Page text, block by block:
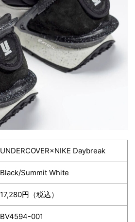
UNDERCOVER×NIKE Daybreak
Black/Summit White
17,280円（税込）
BV4594-001